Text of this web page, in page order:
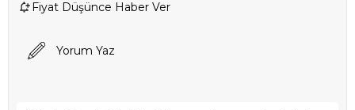
Fiyat Düşünce Haber Ver
Yorum Yaz